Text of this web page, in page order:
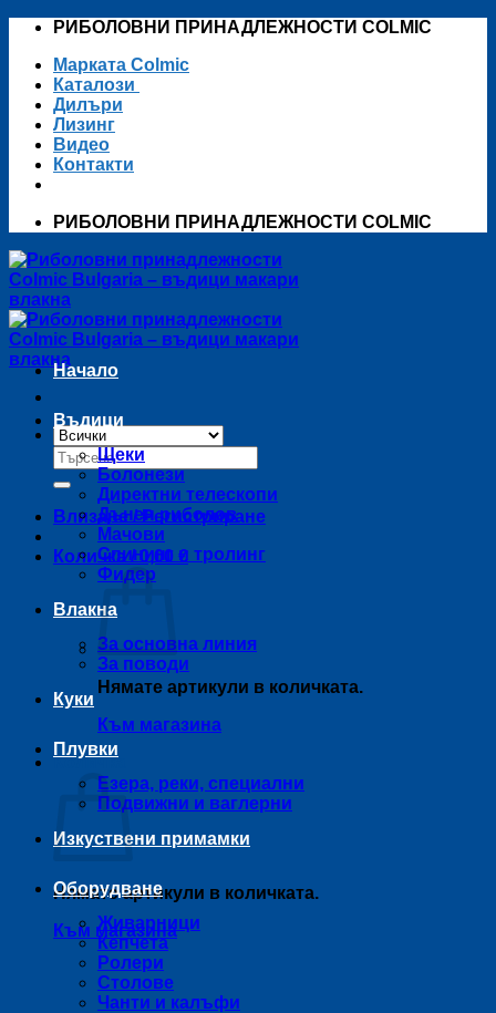
Skip
content
РИБОЛОВНИ ПРИНАДЛЕЖНОСТИ COLMIC
Марката Colmic
Каталози
Дилъри
Лизинг
Видео
Контакти
РИБОЛОВНИ ПРИНАДЛЕЖНОСТИ COLMIC
Търсене
за:
Влизане / Регистриране
Количка /0,00 €
Нямате артикули в количката.
Към магазина
Количка
Нямате артикули в количката.
Към магазина
Начало
Въдици
Щеки
Болонези
Директни телескопи
Дънен риболов
Мачови
Спининг и тролинг
Фидер
Влакна
За основна линия
За поводи
Куки
Плувки
Езера, реки, специални
Подвижни и ваглерни
Изкуствени примамки
Оборудване
Живарници
Кепчета
Ролери
Столове
Чанти и калъфи